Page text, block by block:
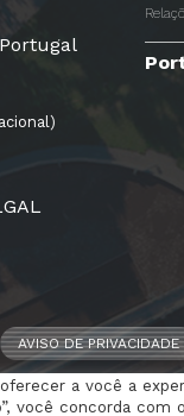
AVISO DE PRIVACIDADE
a você a
você concorda